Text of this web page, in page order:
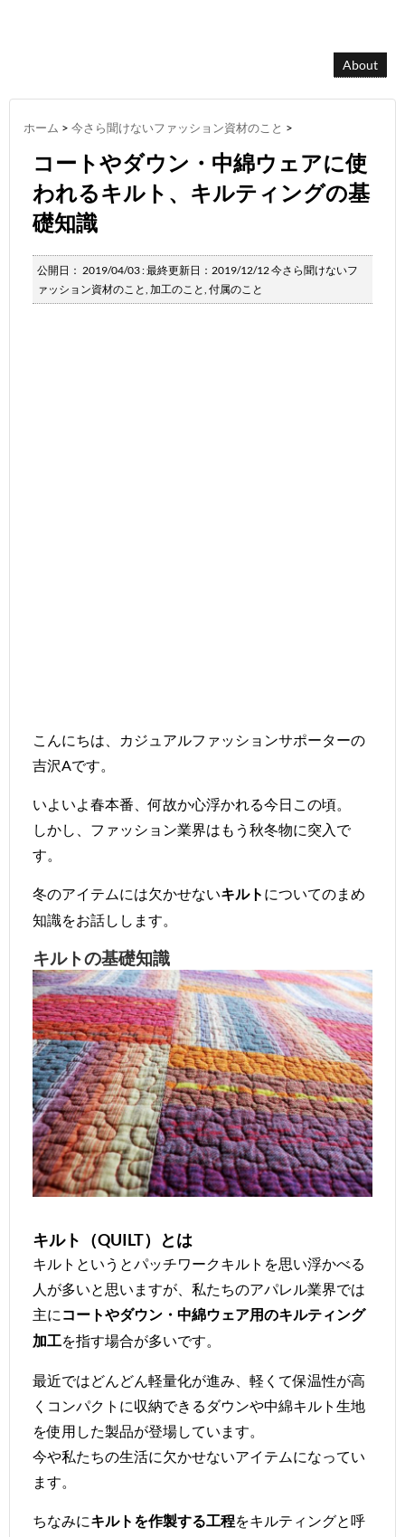
About
ホーム > 今さら聞けないファッション資材のこと >
コートやダウン・中綿ウェアに使
われるキルト、キルティングの基
礎知識
公開日： 2019/04/03: 最終更新日：2019/12/12今さら聞けないフ
ァッション資材のこと, 加工のこと, 付属のこと
こんにちは、カジュアルファッションサポーターの
吉沢Aです。
いよいよ春本番、何故か心浮かれる今日この頃。
しかし、ファッション業界はもう秋冬物に突入で
す。
冬のアイテムには欠かせないキルト についてのまめ
知識をお話しします。
キルトの基礎知識
キルト（QUILT）とは
キルトというとパッチワークキルトを思い浮かべる
人が多いと思いますが、私たちのアパレル業界では
主に コートやダウン・中綿ウェア用のキルティング
加工を指す場合が多いです。
最近ではどんどん軽量化が進み、軽くて保温性が高
くコンパクトに収納できるダウンや中綿キルト生地
を使用した製品が登場しています。
今や私たちの生活に欠かせないアイテムになってい
ます。
ちなみにキルトを作製する工程をキルティングと呼